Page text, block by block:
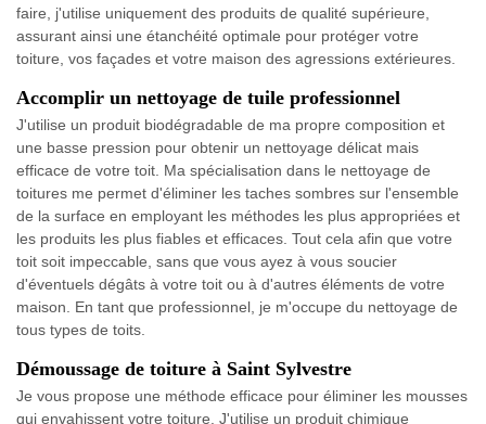
faire, j'utilise uniquement des produits de qualité supérieure,
assurant ainsi une étanchéité optimale pour protéger votre
toiture, vos façades et votre maison des agressions extérieures.
Accomplir un nettoyage de tuile professionnel
J'utilise un produit biodégradable de ma propre composition et
une basse pression pour obtenir un nettoyage délicat mais
efficace de votre toit. Ma spécialisation dans le nettoyage de
toitures me permet d'éliminer les taches sombres sur l'ensemble
de la surface en employant les méthodes les plus appropriées et
les produits les plus fiables et efficaces. Tout cela afin que votre
toit soit impeccable, sans que vous ayez à vous soucier
d'éventuels dégâts à votre toit ou à d'autres éléments de votre
maison. En tant que professionnel, je m'occupe du nettoyage de
tous types de toits.
Démoussage de toiture à Saint Sylvestre
Je vous propose une méthode efficace pour éliminer les mousses
qui envahissent votre toiture. J'utilise un produit chimique